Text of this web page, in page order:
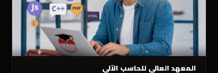
المعهد العالي للحاسب الآلي